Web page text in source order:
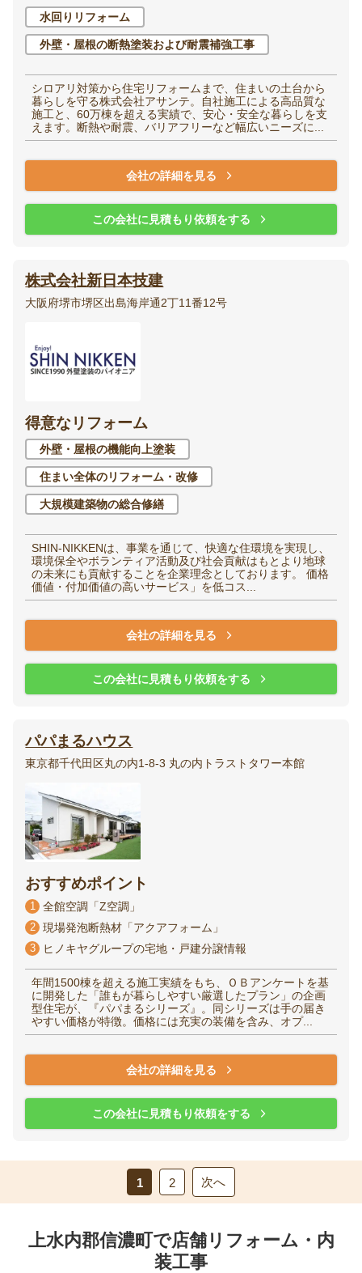
水回りリフォーム
外壁・屋根の断熱塗装および耐震補強工事
シロアリ対策から住宅リフォームまで、住まいの土台から
暮らしを守る株式会社アサンテ。自社施工による高品質な
施工と、60万棟を超える実績で、安心・安全な暮らしを支
えます。断熱や耐震、バリアフリーなど幅広いニーズに...
会社の詳細を見る
この会社に見積もり依頼をする
株式会社新日本技建
大阪府堺市堺区出島海岸通2丁11番12号
得意なリフォーム
外壁・屋根の機能向上塗装
住まい全体のリフォーム・改修
大規模建築物の総合修繕
SHIN-NIKKENは、事業を通じて、快適な住環境を実現し、
環境保全やボランティア活動及び社会貢献はもとより地球
の未来にも貢献することを企業理念としております。 価格
価値・付加価値の高いサービス」を低コス...
会社の詳細を見る
この会社に見積もり依頼をする
パパまるハウス
東京都千代田区丸の内1-8-3 丸の内トラストタワー本館
おすすめポイント
1 全館空調「Z空調」
2 現場発泡断熱材「アクアフォーム」
3 ヒノキヤグループの宅地・戸建分譲情報
年間1500棟を超える施工実績をもち、ＯＢアンケートを基
に開発した「誰もが暮らしやすい厳選したプラン」の企画
型住宅が、『パパまるシリーズ』。同シリーズは手の届き
やすい価格が特徴。価格には充実の装備を含み、オプ...
会社の詳細を見る
この会社に見積もり依頼をする
1 2 次へ
上水内郡信濃町で店舗リフォーム・内
装工事